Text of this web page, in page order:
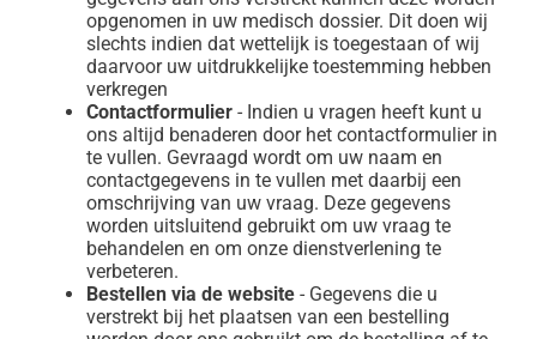
opgenomen in uw medisch dossier. Dit doen wij
slechts indien dat wettelijk is toegestaan of wij
daarvoor uw uitdrukkelijke toestemming hebben
verkregen
Contactformulier - Indien u vragen heeft kunt u
ons altijd benaderen door het contactformulier in
te vullen. Gevraagd wordt om uw naam en
contactgegevens in te vullen met daarbij een
omschrijving van uw vraag. Deze gegevens
worden uitsluitend gebruikt om uw vraag te
behandelen en om onze dienstverlening te
verbeteren.
Bestellen via de website - Gegevens die u
verstrekt bij het plaatsen van een bestelling